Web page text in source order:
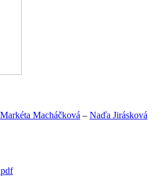
Markéta Macháčková – Naďa Jirásková